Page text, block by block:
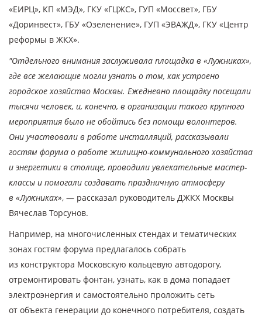
«ЕИРЦ», КП «МЭД», ГКУ «ГЦЖС», ГУП «Моссвет», ГБУ
«Доринвест», ГБУ «Озеленение», ГУП «ЭВАЖД», ГКУ «Центр
реформы в ЖКХ».
"Отдельного внимания заслуживала площадка в «Лужниках»,
где все желающие могли узнать о том, как устроено
городское хозяйство Москвы. Ежедневно площадку посещали
тысячи человек, и, конечно, в организации такого крупного
мероприятия было не обойтись без помощи волонтеров.
Они участвовали в работе инсталляций, рассказывали
гостям форума о работе жилищно-коммунального хозяйства
и энергетики в столице, проводили увлекательные мастер-
классы и помогали создавать праздничную атмосферу
в «Лужниках», — рассказал руководитель ДЖКХ Москвы
Вячеслав Торсунов.
Например, на многочисленных стендах и тематических
зонах гостям форума предлагалось собрать
из конструктора Московскую кольцевую автодорогу,
отремонтировать фонтан, узнать, как в дома попадает
электроэнергия и самостоятельно проложить сеть
от объекта генерации до конечного потребителя, создать